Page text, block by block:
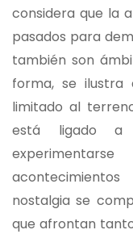
considera que la
pasados para
también son
forma, se ilustra
limitado al
está ligado a
nostalgia se
que afrontan